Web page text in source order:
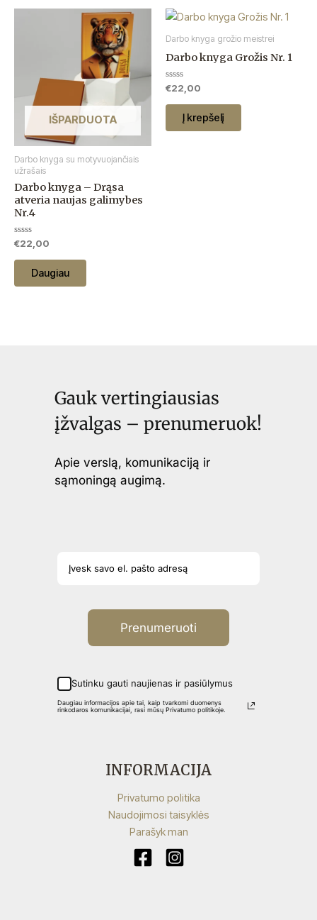
IŠPARDUOTA
Darbo knyga su motyvuojančiais
užrašais
Darbo knyga – Drąsa
atveria naujas galimybes
Nr.4
Įvertinimas:
iš
€22,00
Daugiau
Darbo knyga grožio meistrei
Darbo knyga Grožis Nr. 1
Įvertinimas:
iš
€22,00
Į krepšelį
Gauk vertingiausias
įžvalgas – prenumeruok!
Apie verslą, komunikaciją ir
sąmoningą augimą.
Prenumeruoti
Sutinku gauti naujienas ir pasiūlymus
Daugiau informacijos apie tai, kaip tvarkomi duomenys
rinkodaros komunikacijai, rasi mūsų Privatumo politikoje.
INFORMACIJA
Privatumo politika
Naudojimosi taisyklės
Parašyk man